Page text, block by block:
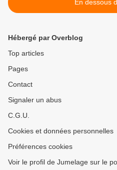
Hébergé par Overblog
Top articles
Pages
Contact
Signaler un abus
C.G.U.
Cookies et données personnelles
Préférences cookies
Voir le profil de Jumelage sur le